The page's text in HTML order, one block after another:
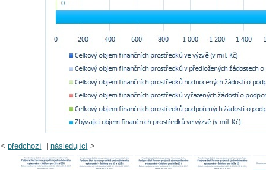
< předchozí| následující>